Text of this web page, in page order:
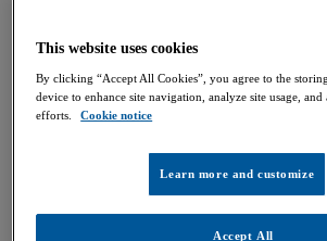
Preventivatore
Schemi d'impianto
Servizi Professional
Tech Area
This website uses cookies
By clicking “Accept All Cookies”, you agree to the
device to enhance site navigation, analyze site usage,
efforts.
Cookie notice
Learn more and customize
Accept All